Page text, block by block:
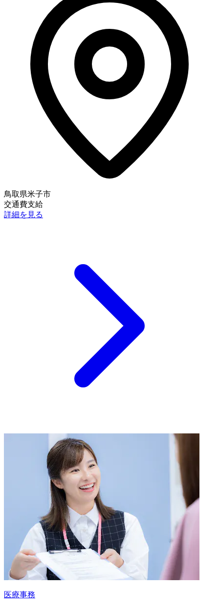
鳥取県米子市
交通費支給
詳細を見る
医療事務